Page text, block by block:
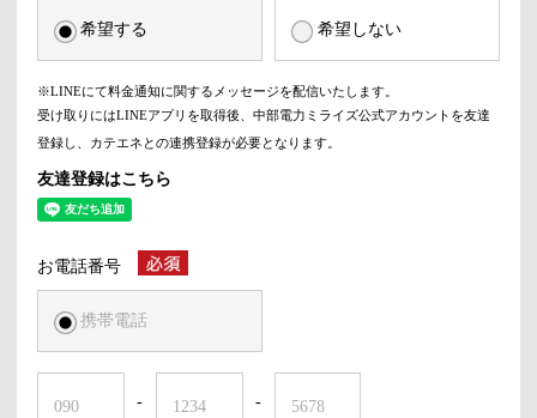
希望する 希望しない
※LINEにて料金通知に関するメッセージを配信いたします。
受け取りにはLINEアプリを取得後、中部電力ミライズ公式アカウントを友達
登録し、カテエネとの連携登録が必要となります。
友達登録はこちら
お電話番号
携帯電話
- -